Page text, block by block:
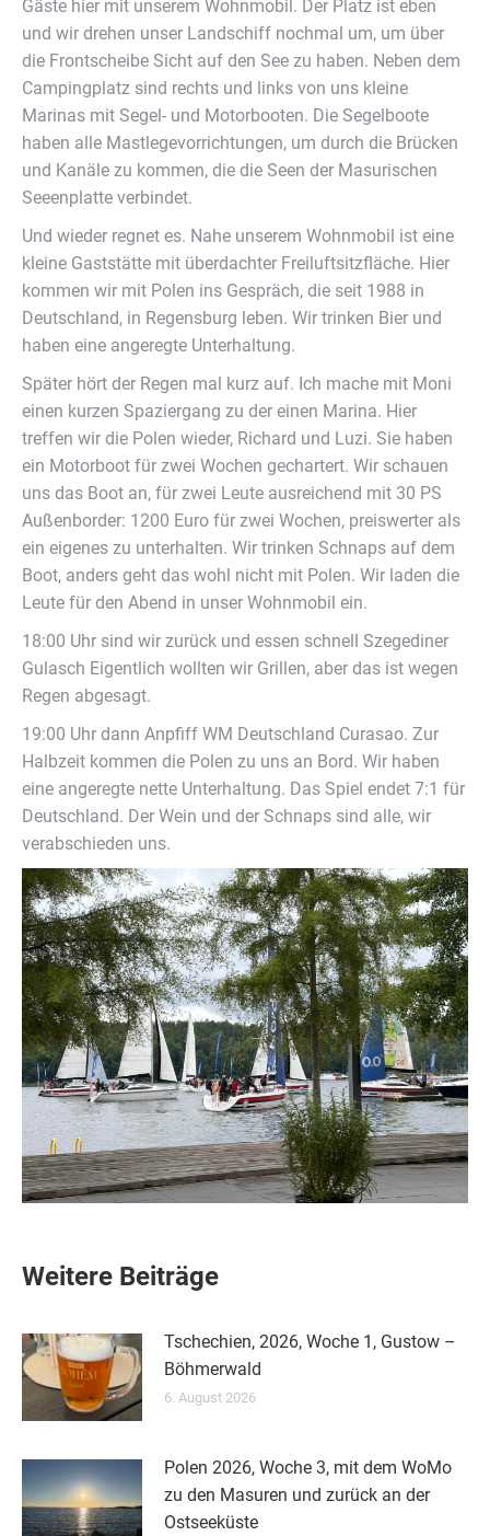
Gäste hier mit unserem Wohnmobil. Der Platz ist eben
und wir drehen unser Landschiff nochmal um, um über
die Frontscheibe Sicht auf den See zu haben. Neben dem
Campingplatz sind rechts und links von uns kleine
Marinas mit Segel- und Motorbooten. Die Segelboote
haben alle Mastlegevorrichtungen, um durch die Brücken
und Kanäle zu kommen, die die Seen der Masurischen
Seeenplatte verbindet.
Und wieder regnet es. Nahe unserem Wohnmobil ist eine
kleine Gaststätte mit überdachter Freiluftsitzfläche. Hier
kommen wir mit Polen ins Gespräch, die seit 1988 in
Deutschland, in Regensburg leben. Wir trinken Bier und
haben eine angeregte Unterhaltung.
Später hört der Regen mal kurz auf. Ich mache mit Moni
einen kurzen Spaziergang zu der einen Marina. Hier
treffen wir die Polen wieder, Richard und Luzi. Sie haben
ein Motorboot für zwei Wochen gechartert. Wir schauen
uns das Boot an, für zwei Leute ausreichend mit 30 PS
Außenborder: 1200 Euro für zwei Wochen, preiswerter als
ein eigenes zu unterhalten. Wir trinken Schnaps auf dem
Boot, anders geht das wohl nicht mit Polen. Wir laden die
Leute für den Abend in unser Wohnmobil ein.
18:00 Uhr sind wir zurück und essen schnell Szegediner
Gulasch Eigentlich wollten wir Grillen, aber das ist wegen
Regen abgesagt.
19:00 Uhr dann Anpfiff WM Deutschland Curasao. Zur
Halbzeit kommen die Polen zu uns an Bord. Wir haben
eine angeregte nette Unterhaltung. Das Spiel endet 7:1 für
Deutschland. Der Wein und der Schnaps sind alle, wir
verabschieden uns.
Weitere Beiträge
Tschechien, 2026, Woche 1, Gustow –
Böhmerwald
6. August 2026
Polen 2026, Woche 3, mit dem WoMo
zu den Masuren und zurück an der
Ostseeküste